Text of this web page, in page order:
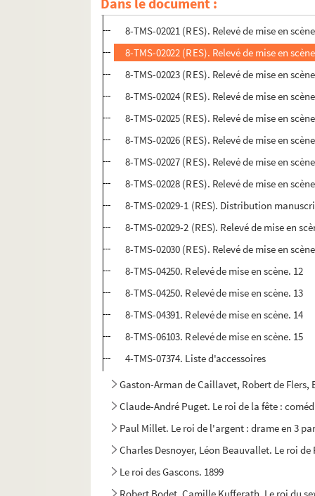
4-TMS-02500 (RES). Relevé de mise en
8-TMS-02021 (RES). Relevé de mise en
8-TMS-02022 (RES). Relevé de mise en
8-TMS-02023 (RES). Relevé de mise en
8-TMS-02024 (RES). Relevé de mise en
8-TMS-02025 (RES). Relevé de mise en
8-TMS-02026 (RES). Relevé de mise en
8-TMS-02027 (RES). Relevé de mise en
8-TMS-02028 (RES). Relevé de mise en
8-TMS-02029-1 (RES). Distribution
8-TMS-02029-2 (RES). Relevé de mise en
8-TMS-02030 (RES). Relevé de mise en
8-TMS-04250. Relevé de mise en scène. 12
8-TMS-04250. Relevé de mise en scène. 13
8-TMS-04391. Relevé de mise en scène. 14
8-TMS-06103. Relevé de mise en scène. 15
4-TMS-07374. Liste d'accessoires
Gaston-Arman de Caillavet, Robert de Flers,
Claude-André Puget. Le roi de la fête :
Paul Millet. Le roi de l'argent : drame en 3
Charles Desnoyer, Léon Beauvallet. Le roi
Le roi des Gascons. 1899